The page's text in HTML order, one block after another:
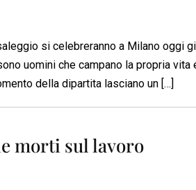
si celebreranno a Milano oggi
uomini che campano la propria
della dipartita lasciano un […]
morti sul lavoro